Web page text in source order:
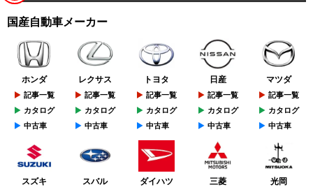
国産自動車メーカー
ホンダ
記事一覧
カタログ
中古車
レクサス
記事一覧
カタログ
中古車
トヨタ
記事一覧
カタログ
中古車
日産
記事一覧
カタログ
中古車
マツダ
記事一覧
カタログ
中古車
スズキ スバル ダイハツ 三菱 光岡